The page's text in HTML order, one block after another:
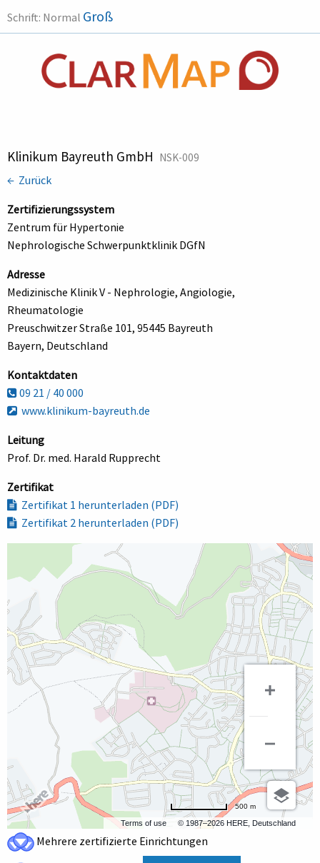
Schrift: Normal Groß
Klinikum Bayreuth GmbH NSK-009
← Zurück
Zertifizierungssystem
Zentrum für Hypertonie
Nephrologische Schwerpunktklinik DGfN
Adresse
Medizinische Klinik V - Nephrologie, Angiologie,
Rheumatologie
Preuschwitzer Straße 101, 95445 Bayreuth
Bayern, Deutschland
Kontaktdaten
09 21 / 40 000
www.klinikum-bayreuth.de
Leitung
Prof. Dr. med. Harald Rupprecht
Zertifikat
Zertifikat 1 herunterladen (PDF)
Zertifikat 2 herunterladen (PDF)
Terms of use © 1987–2026 HERE, Deutschland
500 m
Mehrere zertifizierte Einrichtungen